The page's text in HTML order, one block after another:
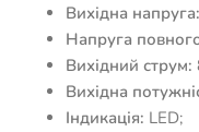
Вихідна напруга:
Напруга
Вихідний струм:
Вихідна
Індикація: LED;